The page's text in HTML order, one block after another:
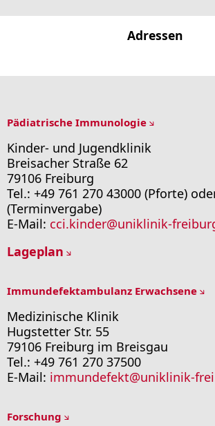
Adressen
Pädiatrische Immunologie
Kinder- und Jugendklinik
Breisacher Straße 62
79106 Freiburg
Tel.: +49 761 270 43000 (Pforte)
(Terminvergabe)
E-Mail: cci.kinder@uniklinik-
Lageplan
Immundefektambulanz Erwachsene
Medizinische Klinik
Hugstetter Str. 55
79106 Freiburg im Breisgau
Tel.: +49 761 270 37500
E-Mail: immundefekt@uniklinik-
Forschung